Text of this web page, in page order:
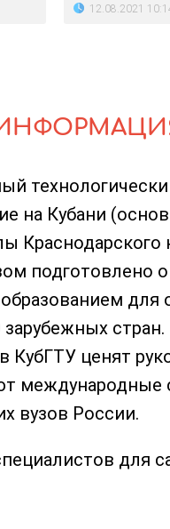
12.08.2021
на Кубани
Краснодарского
подготовлено
для
КубГТУ ценят
международные
вузов России.
для